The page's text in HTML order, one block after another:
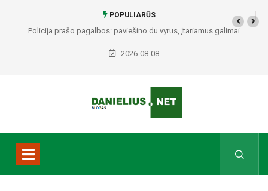
POPULIARŪS
Alytuje ARO šturmavo butą: sulaikytas vyras, kratos metu rasti ginklai,
Seirijuose – įtariami narkotikai BMW automobilyje
2026-08-08